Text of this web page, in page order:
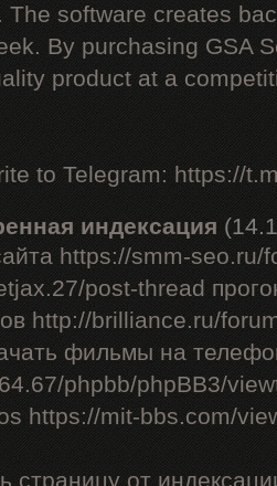
The software creates
By purchasing GSA
product at a
to Telegram: https://
индексация
https://smm-
post-thread
http://brilliance.ru/
фильмы на
phpbb/phpBB3/
https://mit-bbs.com/
страницу от